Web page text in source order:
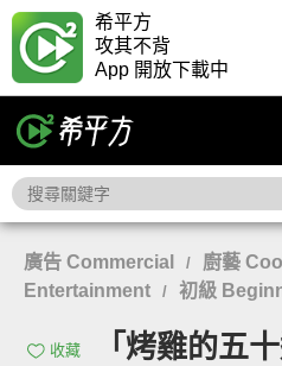
希平方
攻其不背
App 開放下載中
廣告 Commercial / 廚藝
Entertainment
/ 初級
收藏
「烤雞的五